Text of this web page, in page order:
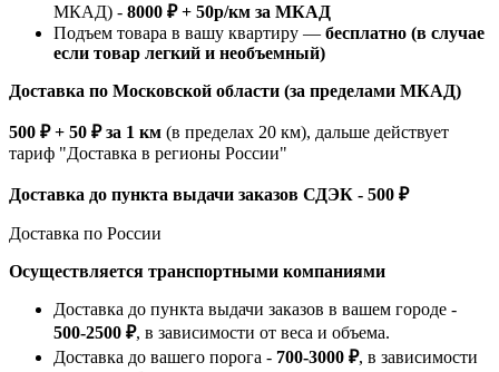
МКАД) - 8000 ₽ + 50р/км за МКАД
Подъем товара в вашу квартиру — бесплатно (в случае
если товар легкий и необъемный)
Доставка по Московской области (за пределами МКАД)
500 ₽ + 50 ₽ за 1 км (в пределах 20 км), дальше действует
тариф "Доставка в регионы России"
Доставка до пункта выдачи заказов СДЭК - 500 ₽
Доставка по России
Осуществляется транспортными компаниями
Доставка до пункта выдачи заказов в вашем городе -
500-2500 ₽, в зависимости от веса и объема.
Доставка до вашего порога - 700-3000 ₽, в зависимости